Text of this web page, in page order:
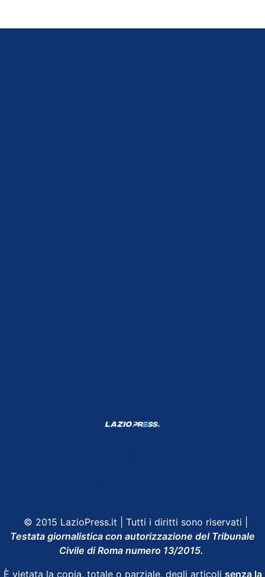
© 2015 LazioPress.it | Tutti i diritti sono riservati |
Testata giornalistica con autorizzazione del Tribunale
Civile di Roma numero 13/2015.
È vietata la copia, totale o parziale, degli articoli senza la